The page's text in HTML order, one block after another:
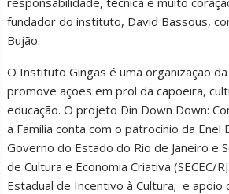
fundador do instituto, David Bassous,
Bujão.
O Instituto Gingas é uma organização
promove ações em prol da capoeira,
educação. O projeto Din Down Down:
a Família conta com o patrocínio da Enel
Governo do Estado do Rio de Janeiro e
de Cultura e Economia Criativa (SECEC/
Estadual de Incentivo à Cultura; e apoio